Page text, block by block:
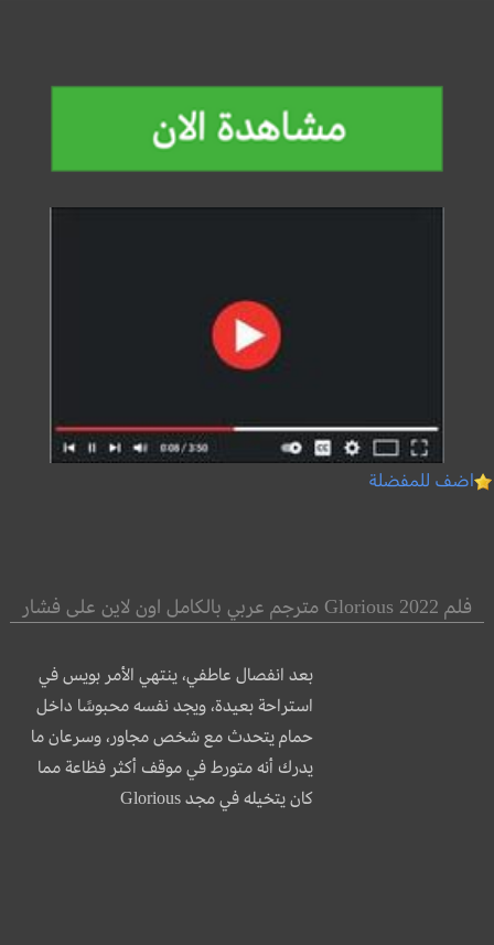
اضف للمفضلة
فلم Glorious 2022 مترجم عربي بالكامل اون لاين على فشار
بعد انفصال عاطفي، ينتهي الأمر بويس في
استراحة بعيدة، ويجد نفسه محبوسًا داخل
حمام يتحدث مع شخص مجاور، وسرعان ما
يدرك أنه متورط في موقف أكثر فظاعة مما
كان يتخيله في مجد Glorious